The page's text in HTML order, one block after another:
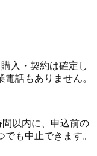
入・契約は確定し
話もありません。
以内に、申込前の
も中止できます。